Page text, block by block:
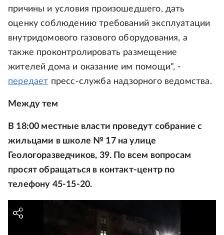
причины и условия произошедшего, дать
оценку соблюдению требований эксплуатации
внутридомового газового оборудования, а
также проконтролировать размещение
жителей дома и оказание им помощи", -
передает пресс-служба надзорного ведомства.
Между тем
В 18:00 местные власти проведут собрание с
жильцами в школе № 17 на улице
Геологоразведчиков, 39. По всем вопросам
просят обращаться в контакт-центр по
телефону 45-15-20.